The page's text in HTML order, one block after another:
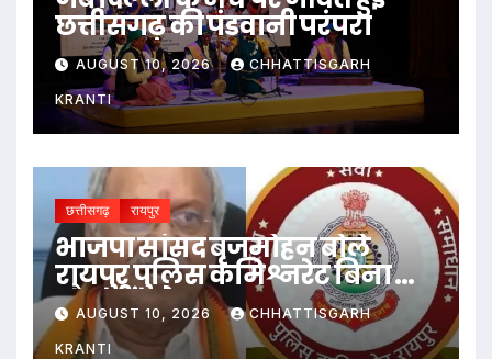
छत्तीसगढ़ की पंडवानी परंपरा
AUGUST 10, 2026 CHHATTISGARH
KRANTI
छत्तीसगढ़ रायपुर
भाजपा सांसद बृजमोहन बोले
रायपुर पुलिस कमिश्नरेट बिना दांत
और सींग के
AUGUST 10, 2026 CHHATTISGARH
KRANTI